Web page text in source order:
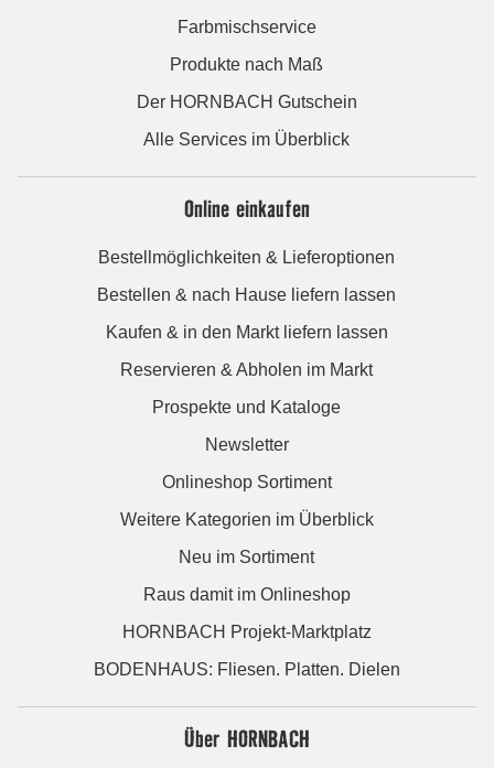
Farbmischservice
Produkte nach Maß
Der HORNBACH Gutschein
Alle Services im Überblick
Online einkaufen
Bestellmöglichkeiten & Lieferoptionen
Bestellen & nach Hause liefern lassen
Kaufen & in den Markt liefern lassen
Reservieren & Abholen im Markt
Prospekte und Kataloge
Newsletter
Onlineshop Sortiment
Weitere Kategorien im Überblick
Neu im Sortiment
Raus damit im Onlineshop
HORNBACH Projekt-Marktplatz
BODENHAUS: Fliesen. Platten. Dielen
Über HORNBACH